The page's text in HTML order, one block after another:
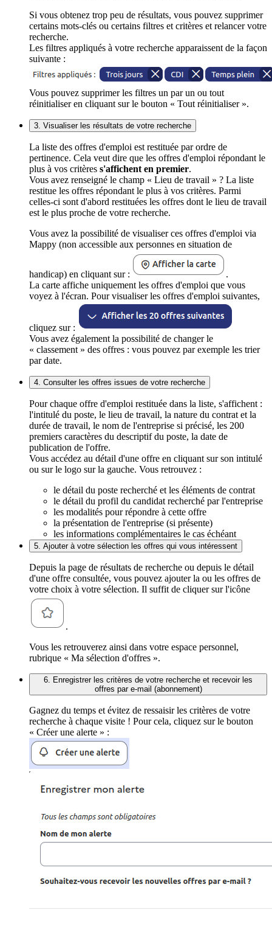
Si vous obtenez trop peu de résultats, vous pouvez supprimer
certains mots-clés ou certains filtres et critères et relancer votre
recherche.
Les filtres appliqués à votre recherche apparaissent de la façon
suivante :
Vous pouvez supprimer les filtres un par un ou tout
réinitialiser en cliquant sur le bouton « Tout réinitialiser ».
3. Visualiser les résultats de votre recherche
La liste des offres d'emploi est restituée par ordre de
pertinence. Cela veut dire que les offres d'emploi répondant le
plus à vos critères s'affichent en premier.
Vous avez renseigné le champ « Lieu de travail » ? La liste
restitue les offres répondant le plus à vos critères. Parmi
celles-ci sont d'abord restituées les offres dont le lieu de travail
est le plus proche de votre recherche.
Vous avez la possibilité de visualiser ces offres d'emploi via
Mappy (non accessible aux personnes en situation de
handicap) en cliquant sur :
.
La carte affiche uniquement les offres d'emploi que vous
voyez à l'écran. Pour visualiser les offres d'emploi suivantes,
cliquez sur :
Vous avez également la possibilité de changer le
« classement » des offres : vous pouvez par exemple les trier
par date.
4. Consulter les offres issues de votre recherche
Pour chaque offre d'emploi restituée dans la liste, s'affichent :
l'intitulé du poste, le lieu de travail, la nature du contrat et la
durée de travail, le nom de l'entreprise si précisé, les 200
premiers caractères du descriptif du poste, la date de
publication de l'offre.
Vous accédez au détail d'une offre en cliquant sur son intitulé
ou sur le logo sur la gauche. Vous retrouvez :
le détail du poste recherché et les éléments de contrat
le détail du profil du candidat recherché par l'entreprise
les modalités pour répondre à cette offre
la présentation de l'entreprise (si présente)
les informations complémentaires le cas échéant
5. Ajouter à votre sélection les offres qui vous intéressent
Depuis la page de résultats de recherche ou depuis le détail
d'une offre consultée, vous pouvez ajouter la ou les offres de
votre choix à votre sélection. Il suffit de cliquer sur l'icône
.
Vous les retrouverez ainsi dans votre espace personnel,
rubrique « Ma sélection d'offres ».
6. Enregistrer les critères de votre recherche et recevoir les
offres par e-mail (abonnement)
Gagnez du temps et évitez de ressaisir les critères de votre
recherche à chaque visite ! Pour cela, cliquez sur le bouton
« Créer une alerte » :